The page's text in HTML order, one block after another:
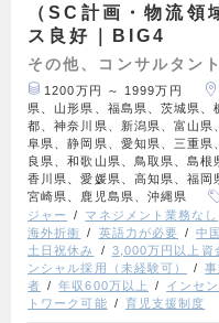
（SC計画・物流領
ス良好｜BIG4
その他、コンサルタン
1200万円 ～ 1999万円
県、山形県、福島県、茨城県
都、神奈川県、新潟県、富山
阜県、静岡県、愛知県、三重
良県、和歌山県、鳥取県、島根
香川県、愛媛県、高知県、福岡
宮崎県、鹿児島県、沖縄県
ジャー
マネジメント業務なし
海外折衝
英語力が必要 中
土日祝休み
3,000万円以上資
ンシャル採用（未経験可）
者
年収600万以上 インセ
トワーク可能
育児支援制度